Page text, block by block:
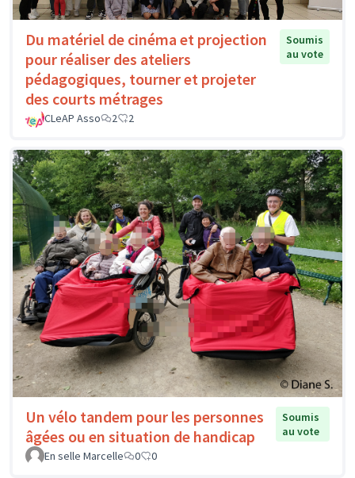
Du matériel de cinéma et projection
pour réaliser des ateliers
pédagogiques, tourner et projeter
des courts métrages
Soumis
au vote
CLeAP Asso 2 2
Un vélo tandem pour les personnes
âgées ou en situation de handicap
Soumis
au vote
En selle Marcelle
0 0